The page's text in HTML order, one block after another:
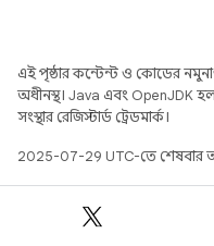
এই পৃষ্ঠার কন্টেন্ট ও কোডের
অধীনস্থ। Java এবং OpenJDK
সংস্থার রেজিস্টার্ড ট্রেডমার্ক।
2025-07-29 UTC-তে শেষবার